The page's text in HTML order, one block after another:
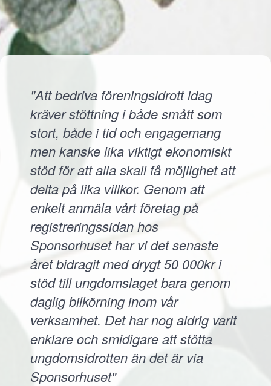
"Att bedriva föreningsidrott idag
kräver stöttning i både smått som
stort, både i tid och engagemang
men kanske lika viktigt ekonomiskt
stöd för att alla skall få möjlighet att
delta på lika villkor. Genom att
enkelt anmäla vårt företag på
registreringssidan hos
Sponsorhuset har vi det senaste
året bidragit med drygt 50 000kr i
stöd till ungdomslaget bara genom
daglig bilkörning inom vår
verksamhet. Det har nog aldrig varit
enklare och smidigare att stötta
ungdomsidrotten än det är via
Sponsorhuset"